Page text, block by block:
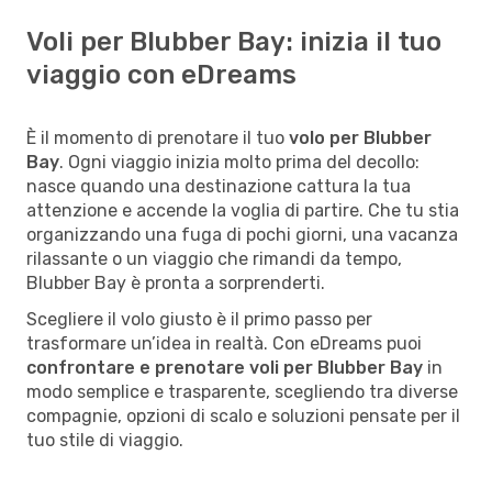
Voli per Blubber Bay: inizia il tuo
viaggio con eDreams
È il momento di prenotare il tuo volo per Blubber
Bay. Ogni viaggio inizia molto prima del decollo:
nasce quando una destinazione cattura la tua
attenzione e accende la voglia di partire. Che tu stia
organizzando una fuga di pochi giorni, una vacanza
rilassante o un viaggio che rimandi da tempo,
Blubber Bay è pronta a sorprenderti.
Scegliere il volo giusto è il primo passo per
trasformare un’idea in realtà. Con eDreams puoi
confrontare e prenotare voli per Blubber Bay in
modo semplice e trasparente, scegliendo tra diverse
compagnie, opzioni di scalo e soluzioni pensate per il
tuo stile di viaggio.